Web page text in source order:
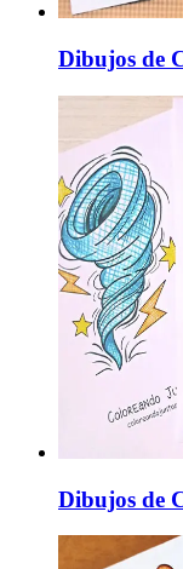
Dibujos de
Dibujos de